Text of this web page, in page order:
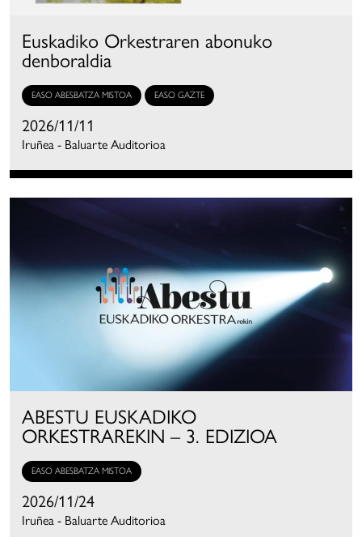
Euskadiko Orkestraren abonuko
denboraldia
EASO ABESBATZA MISTOA EASO GAZTE
2026/11/11
Iruñea - Baluarte Auditorioa
ABESTU EUSKADIKO
ORKESTRAREKIN – 3. EDIZIOA
EASO ABESBATZA MISTOA
2026/11/24
Iruñea - Baluarte Auditorioa